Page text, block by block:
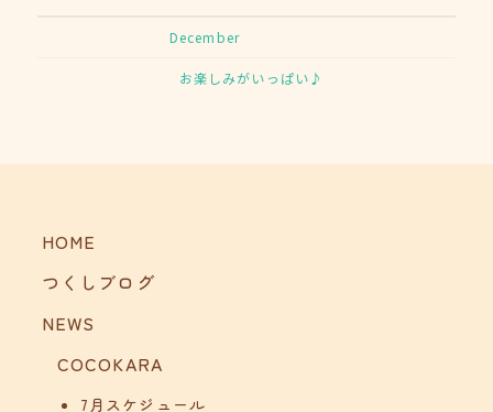
December
お楽しみがいっぱい♪
HOME
つくしブログ
NEWS
COCOKARA
7月スケジュール